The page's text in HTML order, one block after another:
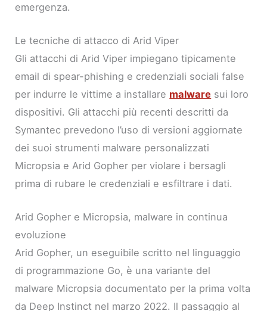
emergenza.
Le tecniche di attacco di Arid Viper
Gli attacchi di Arid Viper impiegano tipicamente
email di spear-phishing e credenziali sociali false
per indurre le vittime a installare malware sui loro
dispositivi. Gli attacchi più recenti descritti da
Symantec prevedono l’uso di versioni aggiornate
dei suoi strumenti malware personalizzati
Micropsia e Arid Gopher per violare i bersagli
prima di rubare le credenziali e esfiltrare i dati.
Arid Gopher e Micropsia, malware in continua
evoluzione
Arid Gopher, un eseguibile scritto nel linguaggio
di programmazione Go, è una variante del
malware Micropsia documentato per la prima volta
da Deep Instinct nel marzo 2022. Il passaggio al